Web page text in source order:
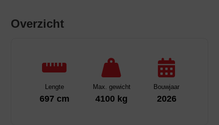
Overzicht
Lengte
697 cm
Max. gewicht
4100 kg
Bouwjaar
2026